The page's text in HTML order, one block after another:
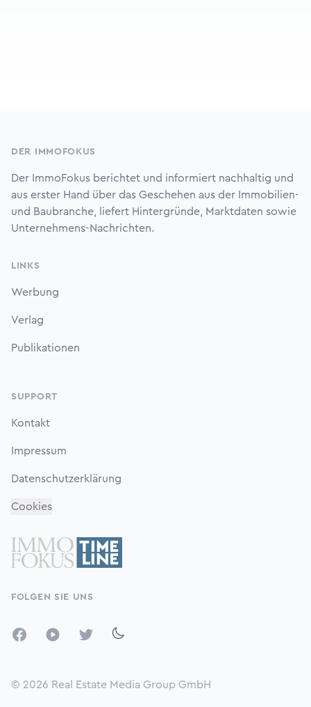
DER IMMOFOKUS
Der ImmoFokus berichtet und informiert nachhaltig und
aus erster Hand über das Geschehen aus der Immobilien-
und Baubranche, liefert Hintergründe, Marktdaten sowie
Unternehmens-Nachrichten.
LINKS
Werbung
Verlag
Publikationen
SUPPORT
Kontakt
Impressum
Datenschutzerklärung
Cookies
FOLGEN SIE UNS
FacebookYouTubeTwitter
© 2026 Real Estate Media Group GmbH